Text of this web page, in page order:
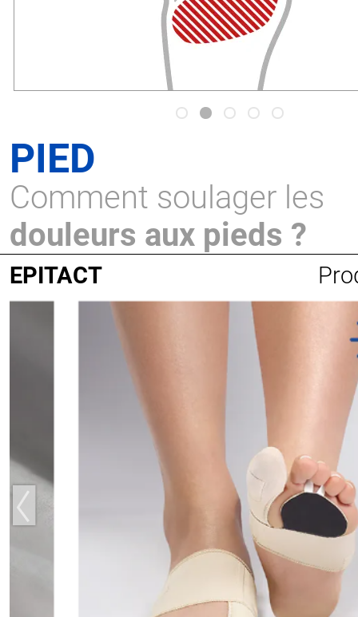
PIED
Comment soulager les
douleurs aux pieds ?
EPITACT